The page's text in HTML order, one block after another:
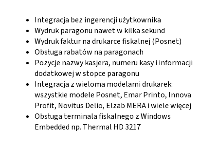
Integracja bez ingerencji użytkownika
Wydruk paragonu nawet w kilka sekund
Wydruk faktur na drukarce fiskalnej (Posnet)
Obsługa rabatów na paragonach
Pozycje nazwy kasjera, numeru kasy i informacji
dodatkowej w stopce paragonu
Integracja z wieloma modelami drukarek:
wszystkie modele Posnet, Emar Printo, Innova
Profit, Novitus Delio, Elzab MERA i wiele więcej
Obsługa terminala fiskalnego z Windows
Embedded np. Thermal HD 3217